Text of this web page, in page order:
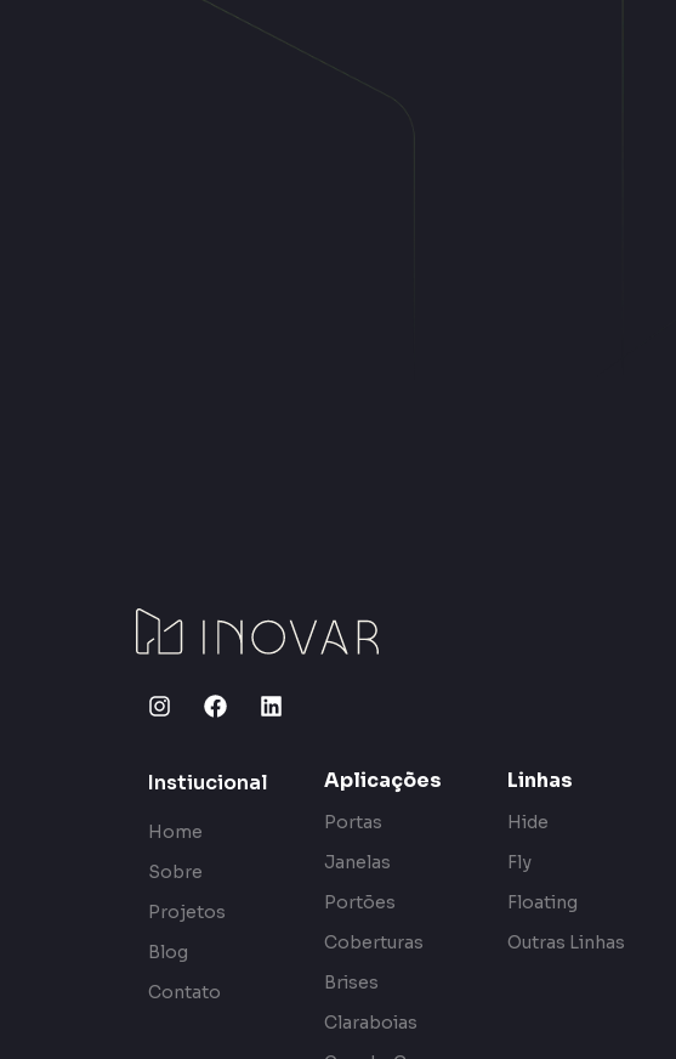
Instiucional
Home
Sobre
Projetos
Blog
Contato
Aplicações
Portas
Janelas
Portões
Coberturas
Brises
Claraboias
Linhas
Hide
Fly
Floating
Outras Linhas